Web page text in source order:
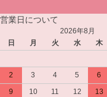
営業日について
2026年8月
日
月 火 水 木
2
3 4 5 6
9
10 11 12 13